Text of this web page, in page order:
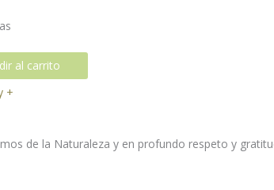
al carrito
+
de la Naturaleza y en profundo respeto y